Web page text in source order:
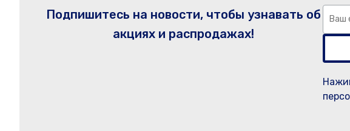
Подпишитесь на новости, чтобы узнавать об
акциях и распродажах!